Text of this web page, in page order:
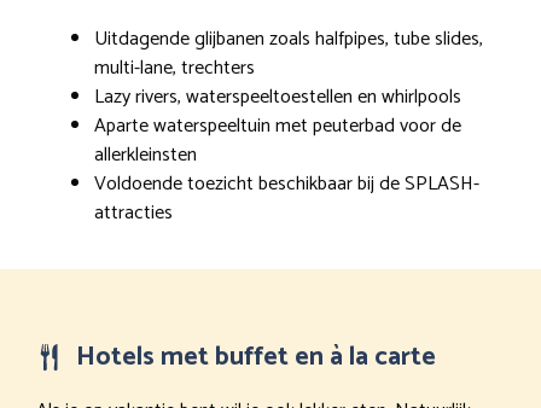
Uitdagende glijbanen zoals halfpipes, tube slides,
multi-lane, trechters
Lazy rivers, waterspeeltoestellen en whirlpools
Aparte waterspeeltuin met peuterbad voor de
allerkleinsten
Voldoende toezicht beschikbaar bij de SPLASH-
attracties
Hotels met buffet en à la carte